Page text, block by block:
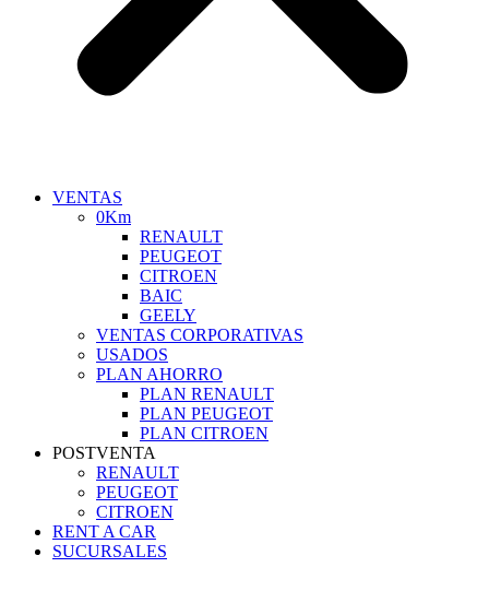
VENTAS
0Km
RENAULT
PEUGEOT
CITROEN
BAIC
GEELY
VENTAS CORPORATIVAS
USADOS
PLAN AHORRO
PLAN RENAULT
PLAN PEUGEOT
PLAN CITROEN
POSTVENTA
RENAULT
PEUGEOT
CITROEN
RENT A CAR
SUCURSALES